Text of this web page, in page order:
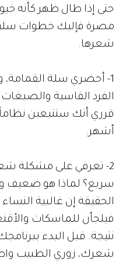
حتى إذا طال ظهر كأنه
مصرة فإليك خطوات سليمة
شعرها.
1- أحضري سلة القمامة،
الفرد القاسية
قرري أنك ستتبعين
أشهر.
2- تعرفي على مشكلة
سريع؟ لماذا هو ضعيف
الحقيقة إن غالبية
فيلجأن للماسكات
نتيجة. قبل البدء
شعرك، زوري الطبيب